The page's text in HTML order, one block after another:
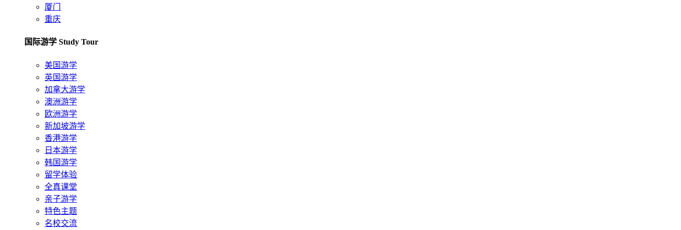
厦门
重庆
国际游学 Study Tour
美国游学
英国游学
加拿大游学
澳洲游学
欧洲游学
新加坡游学
香港游学
日本游学
韩国游学
留学体验
全真课堂
亲子游学
特色主题
名校交流